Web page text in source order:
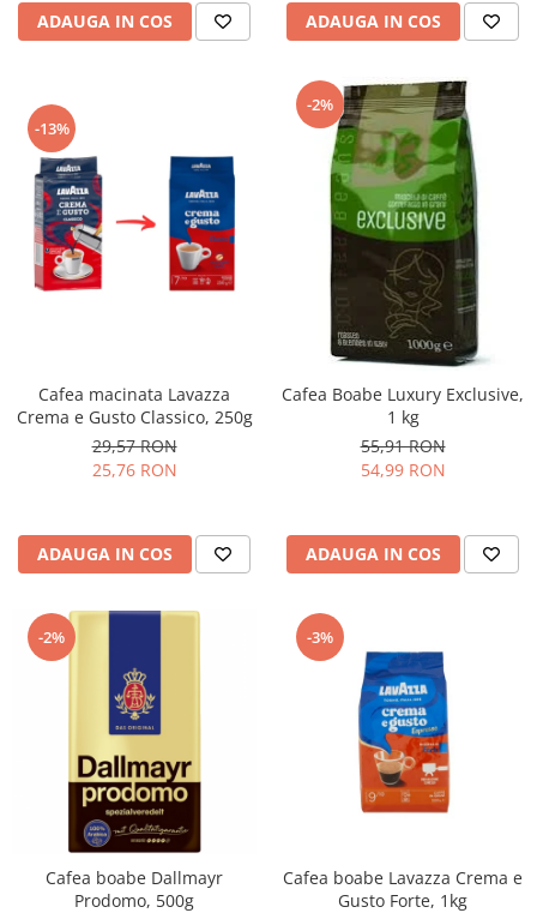
ADAUGA IN COS ADAUGA IN COS
-13%
Cafea macinata Lavazza
Crema e Gusto Classico, 250g
29,57 RON
25,76 RON
ADAUGA IN COS
-2%
Cafea Boabe Luxury Exclusive,
1 kg
55,91 RON
54,99 RON
ADAUGA IN COS
-2%
Cafea boabe Dallmayr
Prodomo, 500g
-3%
Cafea boabe Lavazza Crema e
Gusto Forte, 1kg